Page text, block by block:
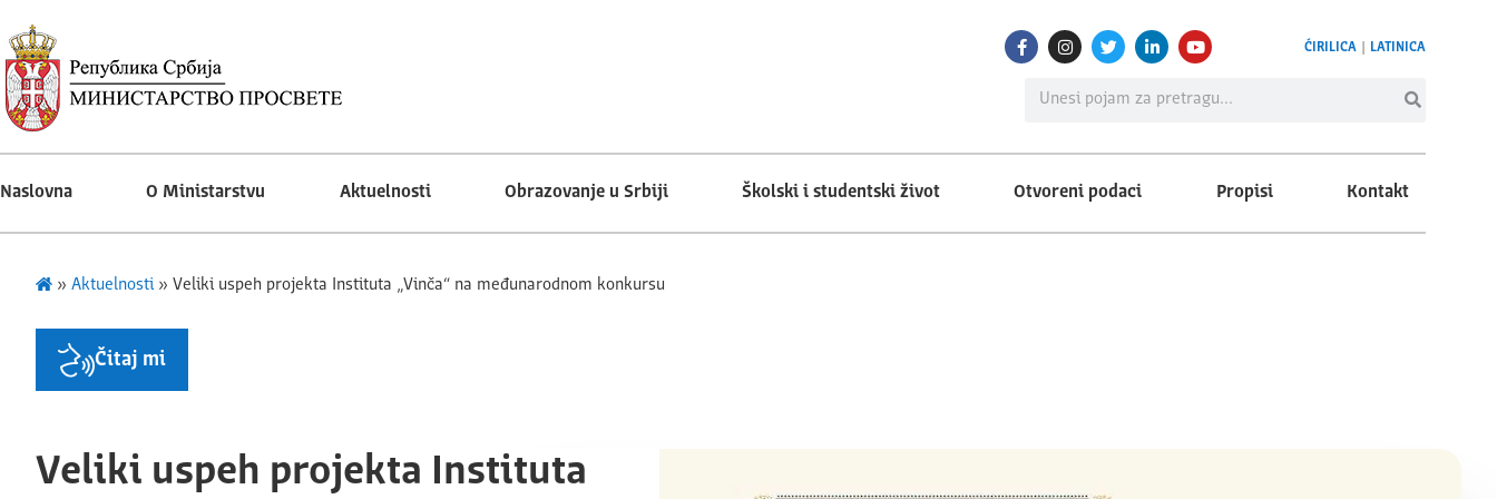
ĆIRILICA LATINICA
Naslovna O Ministarstvu Aktuelnosti Obrazovanje u Srbiji Školski i studentski život Otvoreni podaci Propisi Kontakt
» Aktuelnosti» Veliki uspeh projekta Instituta „Vinča“ na međunarodnom konkursu
Čitaj mi
Veliki uspeh projekta Instituta